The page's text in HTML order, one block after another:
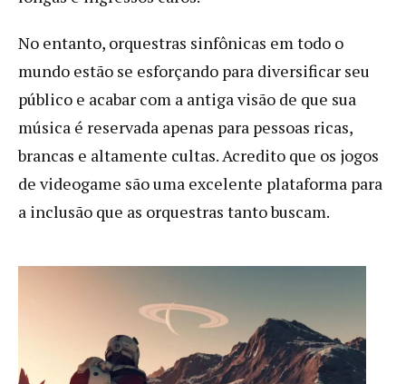
No entanto, orquestras sinfônicas em todo o
mundo estão se esforçando para diversificar seu
público e acabar com a antiga visão de que sua
música é reservada apenas para pessoas ricas,
brancas e altamente cultas. Acredito que os jogos
de videogame são uma excelente plataforma para
a inclusão que as orquestras tanto buscam.